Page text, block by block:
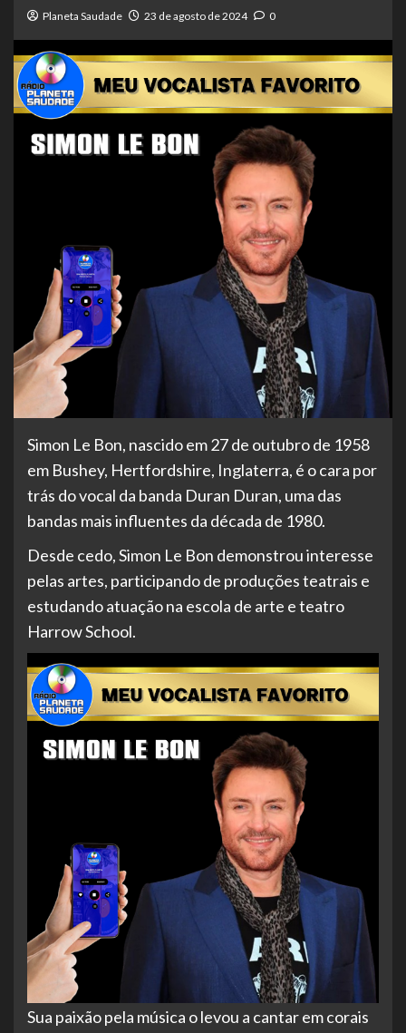
Planeta Saudade 23 de agosto de 2024 0
Simon Le Bon, nascido em 27 de outubro de 1958
em Bushey, Hertfordshire, Inglaterra, é o cara por
trás do vocal da banda Duran Duran, uma das
bandas mais influentes da década de 1980.
Desde cedo, Simon Le Bon demonstrou interesse
pelas artes, participando de produções teatrais e
estudando atuação na escola de arte e teatro
Harrow School.
Sua paixão pela música o levou a cantar em corais